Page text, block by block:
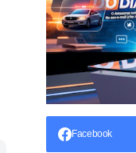
Facebook